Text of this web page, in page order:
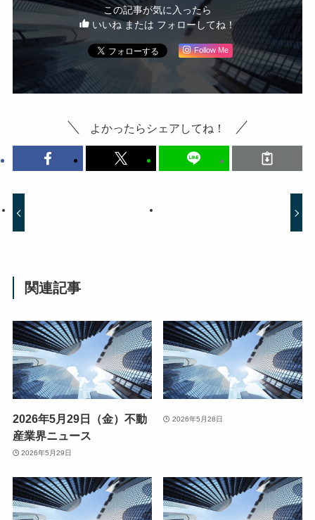
この記事が気に入ったら
いいね または フォローしてね！
Follow Me
よかったらシェアしてね！
関連記事
2026年5月29日（金）不動
産業界ニュース
2026年5月29日
2026年5月28日